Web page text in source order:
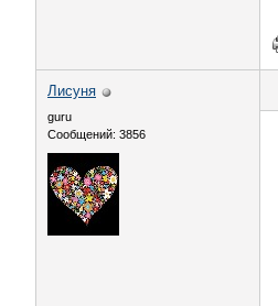
Лисуня
guru
Сообщений: 3856